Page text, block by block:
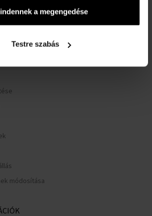
a megengedése
Testre szabás
módosítása